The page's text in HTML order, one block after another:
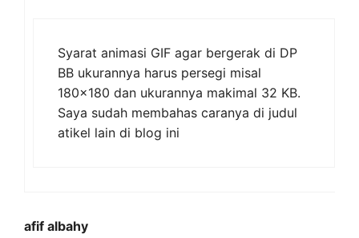
Syarat animasi GIF agar bergerak di DP
BB ukurannya harus persegi misal
180×180 dan ukurannya makimal 32 KB.
Saya sudah membahas caranya di judul
atikel lain di blog ini
afif albahy